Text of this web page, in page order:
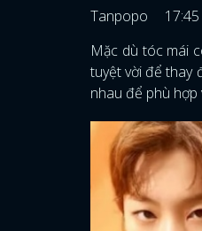
Tanpopo
Mặc dù tóc mái
tuyệt vời để thay
nhau để phù hợp